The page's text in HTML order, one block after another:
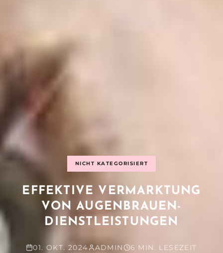
NICHT KATEGORISIERT
EFFEKTIVE VERMARKTUNG
VON AUGENBRAUEN-
DIENSTLEISTUNGEN
01. OKT. 2024 ADMIN 6 MIN. LESEZEIT